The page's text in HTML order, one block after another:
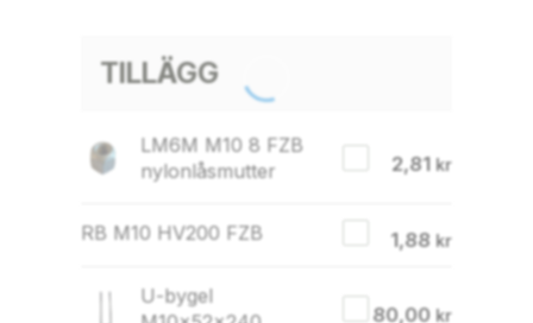
TILLÄGG
LM6M M10 8 FZB
nylonlåsmutter
2,81 kr
RB M10 HV200 FZB 1,88 kr
U-bygel
80,00 kr